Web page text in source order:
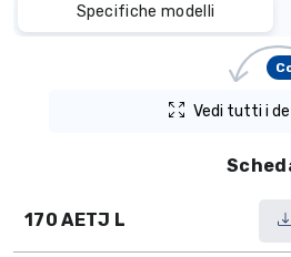
Specifiche modelli
Vedi tutti i
170 AETJ L